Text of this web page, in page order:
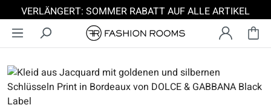
Zum Hauptinhalt springen
VERLÄNGERT: SOMMER RABATT AUF ALLE ARTIKEL
Bildergalerie überspringen